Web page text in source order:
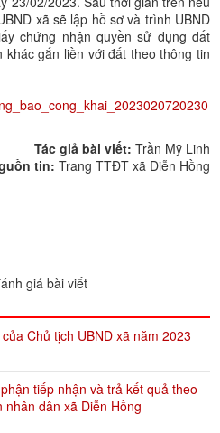
xã sẽ lập hồ sơ và trình UBND
chứng nhận quyền sử dụng đất
gắn liền với đất theo thông tin
Tác giả bài viết: Trần Mỹ Linh
tin: Trang TTĐT xã Diễn Hồng
giá bài viết
Chủ tịch UBND xã năm 2023
tiếp nhận và trả kết quả theo
nhân dân xã Diễn Hồng